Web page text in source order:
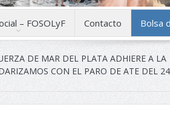
– FOSOLyF Contacto Bolsa
DE MAR DEL PLATA ADHIERE A LA
CON EL PARO DE ATE DEL